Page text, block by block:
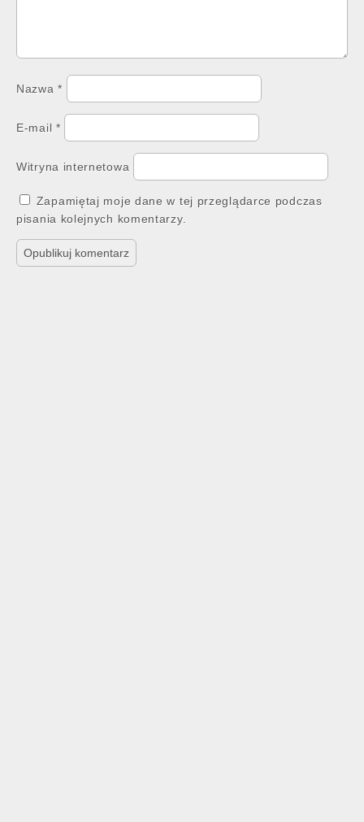
Nazwa*
E-mail *
Witryna internetowa
Zapamiętaj moje dane w tej przeglądarce podczas
pisania kolejnych komentarzy.